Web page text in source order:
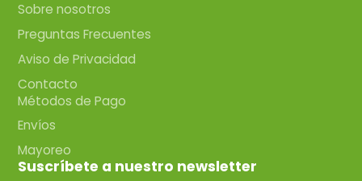
Sobre nosotros
Preguntas Frecuentes
Aviso de Privacidad
Contacto
Métodos de Pago
Envíos
Mayoreo
Suscríbete a nuestro newsletter